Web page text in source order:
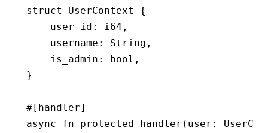
struct
UserContext
{
    user_id
: i64 ,
    username
: String ,
    is_admin
: bool ,
}
#[handler]
async fn protected_handler (user :